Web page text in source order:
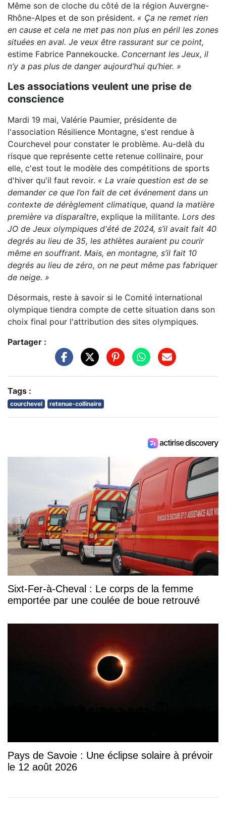
Même son de cloche du côté de la région Auvergne-
Rhône-Alpes et de son président. « Ça ne remet rien
en cause et cela ne met pas non plus en péril les zones
situées en aval. Je veux être rassurant sur ce point,
estime Fabrice Pannekoucke. Concernant les Jeux, il
n’y a pas plus de danger aujourd’hui qu’hier. »
Les associations veulent une prise de
conscience
Mardi 19 mai, Valérie Paumier, présidente de
l'association Résilience Montagne, s'est rendue à
Courchevel pour constater le problème. Au-delà du
risque que représente cette retenue collinaire, pour
elle, c'est tout le modèle des compétitions de sports
d'hiver qu'il faut revoir. « La vraie question est de se
demander ce que l’on fait de cet événement dans un
contexte de dérèglement climatique, quand la matière
première va disparaître, explique la militante. Lors des
JO de Jeux olympiques d'été de 2024, s’il avait fait 40
degrés au lieu de 35, les athlètes auraient pu courir
même en souffrant. Mais, en montagne, s’il fait 10
degrés au lieu de zéro, on ne peut même pas fabriquer
de neige. »
Désormais, reste à savoir si le Comité international
olympique tiendra compte de cette situation dans son
choix final pour l'attribution des sites olympiques.
Partager :
Tags :
courchevel retenue-collinaire
Sixt-Fer-à-Cheval : Le corps de la femme
emportée par une coulée de boue retrouvé
Pays de Savoie : Une éclipse solaire à prévoir
le 12 août 2026